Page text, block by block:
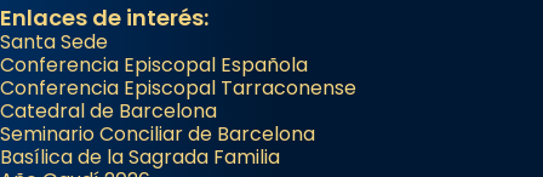
Enlaces de interés:
Santa Sede
Conferencia Episcopal Española
Conferencia Episcopal Tarraconense
Catedral de Barcelona
Seminario Conciliar de Barcelona
Basílica de la Sagrada Familia